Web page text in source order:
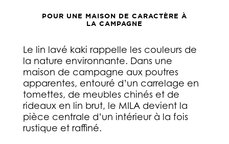
POUR UNE MAISON DE CARACTÈRE À
LA CAMPAGNE
Le lin lavé kaki rappelle les couleurs de
la nature environnante. Dans une
maison de campagne aux poutres
apparentes, entouré d’un carrelage en
tomettes, de meubles chinés et de
rideaux en lin brut, le MILA devient la
pièce centrale d’un intérieur à la fois
rustique et raffiné.